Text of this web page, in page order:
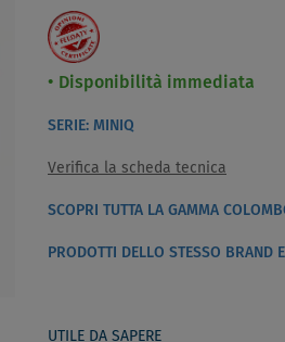
Disponibilità immediata
SERIE: MINIQ
Verifica la scheda tecnica
SCOPRI TUTTA LA GAMMA
PRODOTTI DELLO STESSO BRAND
UTILE DA SAPERE